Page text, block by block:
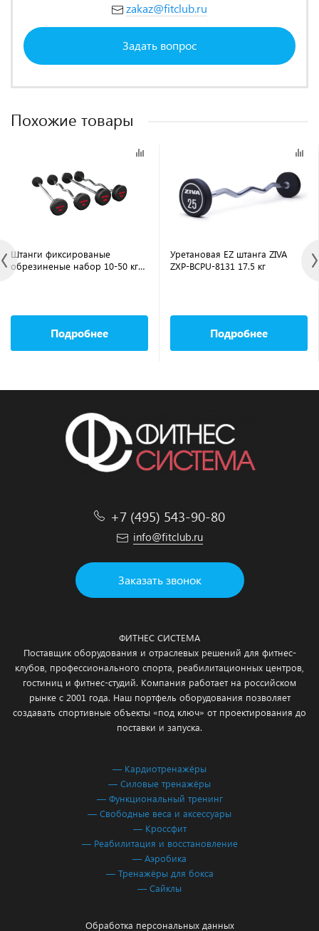
zakaz@fitclub.ru
Задать вопрос
Похожие товары
Штанги фиксированые
обрезиненые набор 10-50 кг
Подробнее
Уретановая EZ штанга ZIVA
ZXP-BCPU-8131 17.5 кг
Подробнее
+7 (495) 543-90-80
info@fitclub.ru
Заказать звонок
ФИТНЕС СИСТЕМА
Поставщик оборудования и отраслевых решений для фитнес-
клубов, профессионального спорта, реабилитационных центров,
гостиниц и фитнес-студий. Компания работает на российском
рынке с 2001 года. Наш портфель оборудования позволяет
создавать спортивные объекты «под ключ» от проектирования до
поставки и запуска.
— Кардиотренажёры
— Силовые тренажёры
— Функциональный тренинг
— Свободные веса и аксессуары
— Кроссфит
— Реабилитация и восстановление
— Аэробика
— Тренажёры для бокса
— Сайклы
Обработка персональных данных